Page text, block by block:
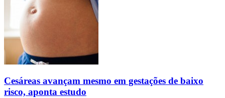
Cesáreas avançam mesmo em gestações de baixo
risco, aponta estudo